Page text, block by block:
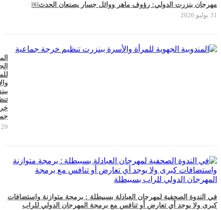
مهرجان بنزرت الدولي: رؤوف ماهر ووائل جسار يصنعان الحدث￼
31 يوليو 2026
29 يوليو 2026
في الندوة الصحفية لمهرجان العبادلة بسبيطلة : برمجة متوازنة واستضافات
كبرى ولا يوجد أي تعارض أو تنافس مع برمجة المهرجان الدولي للراب